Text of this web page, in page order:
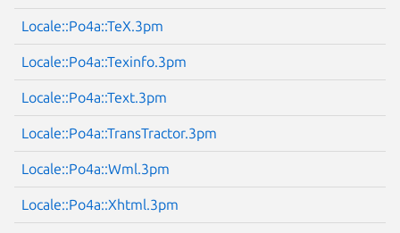
Locale::Po4a::TeX.3pm
Locale::Po4a::Texinfo.3pm
Locale::Po4a::Text.3pm
Locale::Po4a::TransTractor.3pm
Locale::Po4a::Wml.3pm
Locale::Po4a::Xhtml.3pm